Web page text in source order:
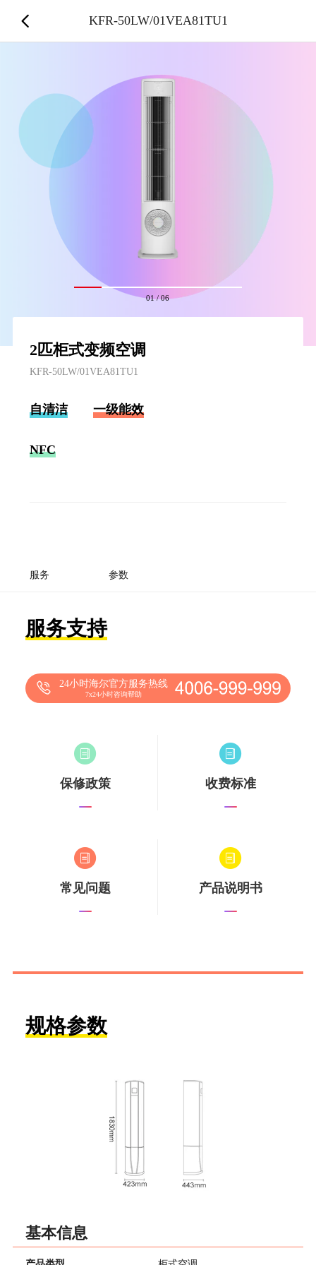
01/06
2匹柜式变频空调
KFR-50LW/01VEA81TU1
自清洁 一级能效
NFC
服务 参数
服务支持
24小时海尔官方服务热线
7x24小时咨询帮助
保修政策 收费标准
常见问题 产品说明书
规格参数
基本信息
KFR-50LW/01VEA81TU1